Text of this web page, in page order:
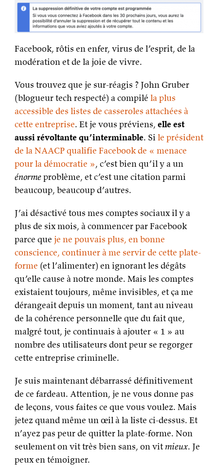
Facebook, rôtis en enfer, virus de l’esprit, de la
modération et de la joie de vivre.
Vous trouvez que je sur-réagis ? John Gruber
(blogueur tech respecté) a compilé la plus
accessible des listes de casseroles attachées à
cette entreprise. Et je vous préviens, elle est
aussi révoltante qu’interminable. Si le président
de la NAACP qualifie Facebook de « menace
pour la démocratie », c’est bien qu’il y a un
énormeproblème, et c’est une citation parmi
beaucoup, beaucoup d’autres.
J’ai désactivé tous mes comptes sociaux il y a
plus de six mois, à commencer par Facebook
parce que je ne pouvais plus, en bonne
conscience, continuer à me servir de cette plate-
forme (et l’alimenter) en ignorant les dégâts
qu’elle cause à notre monde. Mais les comptes
existaient toujours, même invisibles, et ça me
dérangeait depuis un moment, tant au niveau
de la cohérence personnelle que du fait que,
malgré tout, je continuais à ajouter « 1 » au
nombre des utilisateurs dont peur se regorger
cette entreprise criminelle.
Je suis maintenant débarrassé définitivement
de ce fardeau. Attention, je ne vous donne pas
de leçons, vous faites ce que vous voulez. Mais
jetez quand même un œil à la liste ci-dessus. Et
n’ayez pas peur de quitter la plate-forme. Non
seulement on vit très bien sans, on vitmieux. Je
peux en témoigner.